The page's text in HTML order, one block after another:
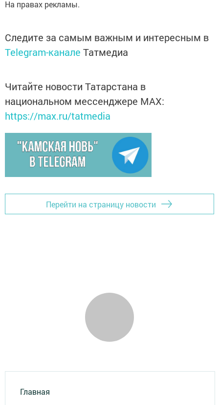
На правах рекламы.
Следите за самым важным и интересным в
Telegram-канале Татмедиа
Читайте новости Татарстана в
национальном мессенджере MАХ:
https://max.ru/tatmedia
Перейти на страницу новости
Главная